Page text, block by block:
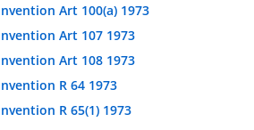
Art 100(a) 1973
Art 107 1973
Art 108 1973
R 64 1973
R 65(1) 1973